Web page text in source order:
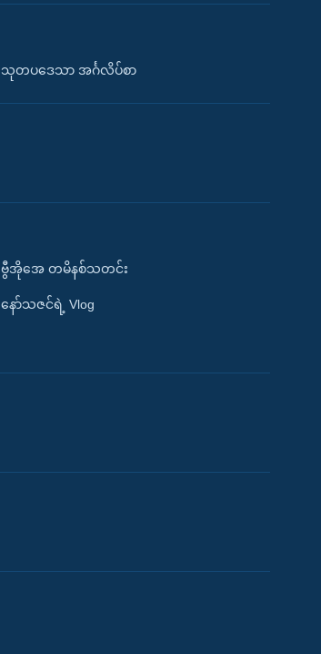
သုတပဒေသာ အင်္ဂလိပ်စာ
ဗွီအိုအေ တမိနစ်သတင်း
နော်သဇင်ရဲ့ Vlog